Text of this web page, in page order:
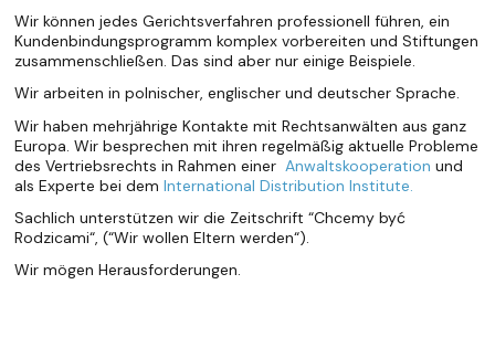
Wir können jedes Gerichtsverfahren professionell führen, ein
Kundenbindungsprogramm komplex vorbereiten und Stiftungen
zusammenschließen. Das sind aber nur einige Beispiele.
Wir arbeiten in polnischer, englischer und deutscher Sprache.
Wir haben mehrjährige Kontakte mit Rechtsanwälten aus ganz
Europa. Wir besprechen mit ihren regelmäßig aktuelle Probleme
des Vertriebsrechts in Rahmen einer Anwaltskooperation und
als Experte bei demInternational Distribution Institute.
Sachlich unterstützen wir die Zeitschrift “Chcemy być
Rodzicami“, (“Wir wollen Eltern werden“).
Wir mögen Herausforderungen.